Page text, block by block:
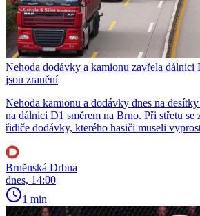
Nehoda dodávky a kamionu zavřela
jsou zranění
Nehoda kamionu a dodávky dnes na
na dálnici D1 směrem na Brno. Při střetu se
řidiče dodávky, kterého hasiči museli
Brněnská Drbna
dnes, 14:00
1 min